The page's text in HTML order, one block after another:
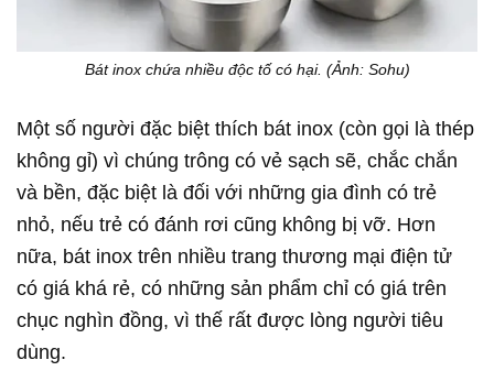
Bát inox chứa nhiều độc tố có hại. (Ảnh: Sohu)
Một số người đặc biệt thích bát inox (còn gọi là thép
không gỉ) vì chúng trông có vẻ sạch sẽ, chắc chắn
và bền, đặc biệt là đối với những gia đình có trẻ
nhỏ, nếu trẻ có đánh rơi cũng không bị vỡ. Hơn
nữa, bát inox trên nhiều trang thương mại điện tử
có giá khá rẻ, có những sản phẩm chỉ có giá trên
chục nghìn đồng, vì thế rất được lòng người tiêu
dùng.